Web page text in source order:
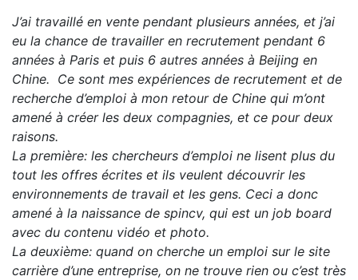
J’ai travaillé en vente pendant plusieurs années, et j’ai
eu la chance de travailler en recrutement pendant 6
années à Paris et puis 6 autres années à Beijing en
Chine. Ce sont mes expériences de recrutement et de
recherche d’emploi à mon retour de Chine qui m’ont
amené à créer les deux compagnies, et ce pour deux
raisons.
La première: les chercheurs d’emploi ne lisent plus du
tout les offres écrites et ils veulent découvrir les
environnements de travail et les gens. Ceci a donc
amené à la naissance de spincv, qui est un job board
avec du contenu vidéo et photo.
La deuxième: quand on cherche un emploi sur le site
carrière d’une entreprise, on ne trouve rien ou c’est très